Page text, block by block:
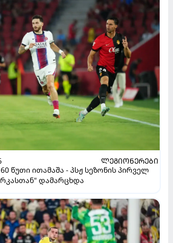
ᲚᲔᲒᲘᲝᲜᲔᲠᲔᲑᲘ
წუთი ითამაშა - პსჟ სეზონის პირველ
დამარცხდა